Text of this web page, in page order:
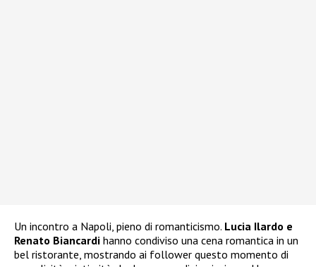
Un incontro a Napoli, pieno di romanticismo. Lucia Ilardo e
Renato Biancardi hanno condiviso una cena romantica in un
bel ristorante, mostrando ai follower questo momento di